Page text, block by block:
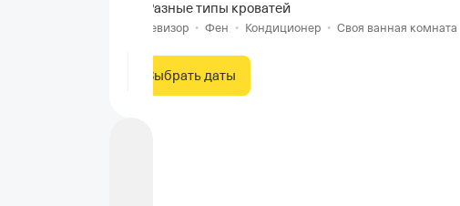
Разные типы кроватей
Телевизор • Фен • Кондиционер • Своя ванная комната
Выбрать даты